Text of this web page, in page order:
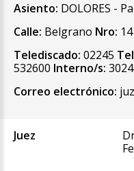
Asiento: DOLORES -
Calle: Belgrano Nro:
Telediscado: 02245
532600 Interno/s:
Correo electrónico:
Juez